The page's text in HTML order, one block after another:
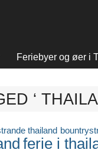
Feriebyer og øer i
‘
thailand
ferie i